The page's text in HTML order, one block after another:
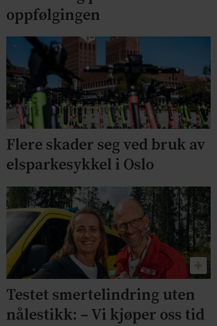
oppfølgingen
Flere skader seg ved bruk av
elsparkesykkel i Oslo
Testet smertelindring uten
nålestikk: – Vi kjøper oss tid